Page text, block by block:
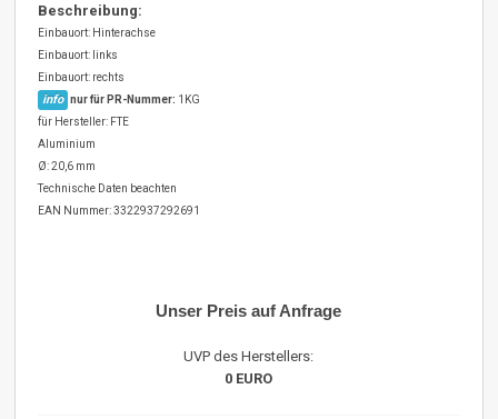
Beschreibung:
Einbauort: Hinterachse
Einbauort: links
Einbauort: rechts
info nur für PR-Nummer: 1KG
für Hersteller: FTE
Aluminium
Ø: 20,6 mm
Technische Daten beachten
EAN Nummer: 3322937292691
Unser Preis auf Anfrage
UVP des Herstellers:
0 EURO